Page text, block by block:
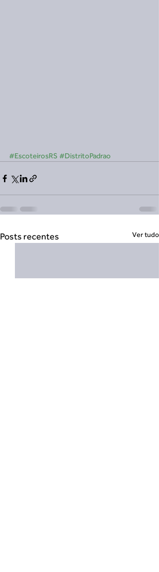
#EscoteirosRS #DistritoPadrao
Posts recentes Ver tudo